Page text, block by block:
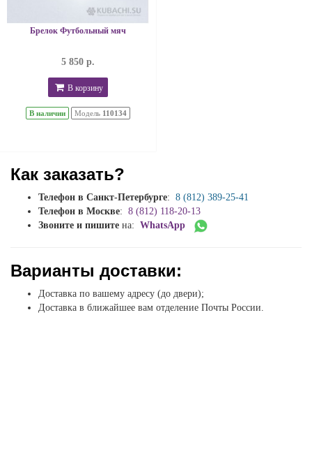
Брелок Футбольный мяч
5 850 р.
В корзину
В наличии Модель 110134
Как заказать?
Телефон в Санкт-Петербурге: 8 (812) 389-25-41
Телефон в Москве: 8 (812) 118-20-13
Звоните и пишите на: WhatsApp
Варианты доставки:
Доставка по вашему адресу (до двери);
Доставка в ближайшее вам отделение Почты России.